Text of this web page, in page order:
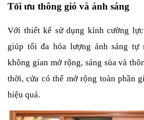
Tối ưu thông gió và ánh sáng
Với thiết kế sử dụng kính cường
giúp tối đa hóa lượng ánh sáng tự
không gian mở rộng, sáng sủa và
thời, cửa có thể mở rộng toàn phần
hiệu quả.